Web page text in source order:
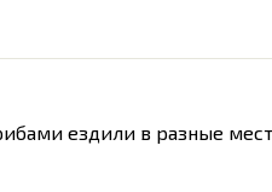
ездили в разные